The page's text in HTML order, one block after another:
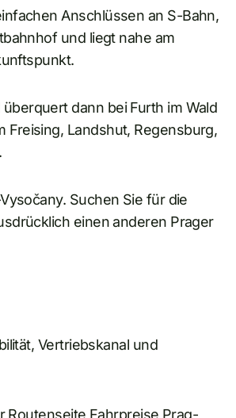
Anschlüssen an S-Bahn,
und liegt nahe am
dann bei Furth im Wald
Freising, Landshut, Regensburg,
Suchen Sie für die
einen anderen Prager
Vertriebskanal und
Routenseite Fahrpreise Prag-